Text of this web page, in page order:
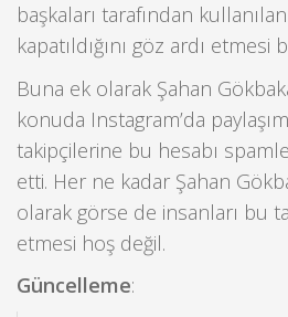
başkaları tarafından
kapatıldığını göz ardı etmesi
Buna ek olarak Şahan
konuda Instagram’da
takipçilerine bu hesabı
etti. Her ne kadar Şahan
olarak görse de insanları bu
etmesi hoş değil.
Güncelleme: